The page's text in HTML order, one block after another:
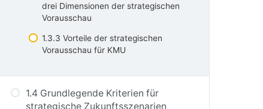
drei Dimensionen der strategischen
Vorausschau
1.3.3 Vorteile der strategischen
Vorausschau für KMU
1.4 Grundlegende Kriterien für
strategische Zukunftsszenarien